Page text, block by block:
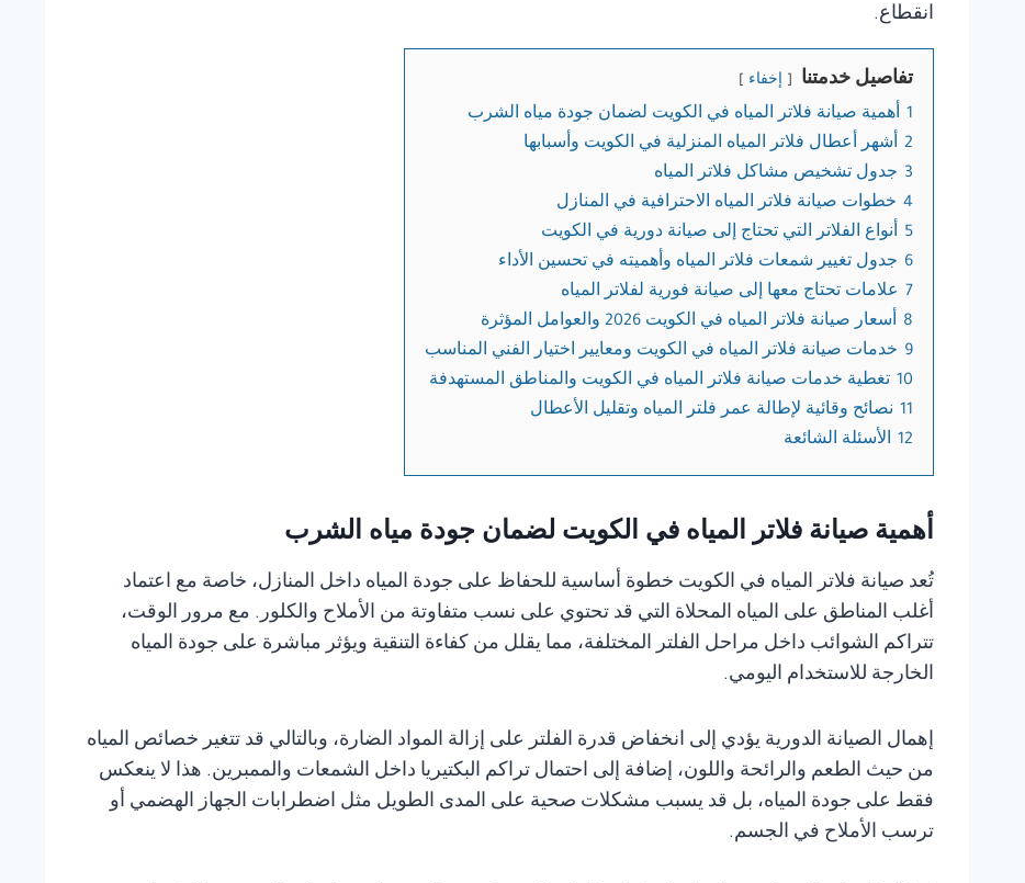
انقطاع.
تفاصيل خدمتنا إخفاء
1
أهمية صيانة فلاتر المياه في الكويت لضمان جودة مياه الشرب
2 أشهر أعطال فلاتر المياه المنزلية في الكويت وأسبابها
3 جدول تشخيص مشاكل فلاتر المياه
4 خطوات صيانة فلاتر المياه الاحترافية في المنازل
5 أنواع الفلاتر التي تحتاج إلى صيانة دورية في الكويت
6 جدول تغيير شمعات فلاتر المياه وأهميته في تحسين الأداء
7 علامات تحتاج معها إلى صيانة فورية لفلاتر المياه
8 أسعار صيانة فلاتر المياه في الكويت 2026 والعوامل المؤثرة
9 خدمات صيانة فلاتر المياه في الكويت ومعايير اختيار الفني المناسب
10 تغطية خدمات صيانة فلاتر المياه في الكويت والمناطق المستهدفة
11
نصائح وقائية لإطالة عمر فلتر المياه وتقليل الأعطال
12
الأسئلة الشائعة
أهمية صيانة فلاتر المياه في الكويت لضمان جودة مياه الشرب
تُعد صيانة فلاتر المياه في الكويت خطوة أساسية للحفاظ على جودة المياه داخل المنازل، خاصة مع اعتماد
أغلب المناطق على المياه المحلاة التي قد تحتوي على نسب متفاوتة من الأملاح والكلور. مع مرور الوقت،
تتراكم الشوائب داخل مراحل الفلتر المختلفة، مما يقلل من كفاءة التنقية ويؤثر مباشرة على جودة المياه
الخارجة للاستخدام اليومي.
إهمال الصيانة الدورية يؤدي إلى انخفاض قدرة الفلتر على إزالة المواد الضارة، وبالتالي قد تتغير خصائص المياه
من حيث الطعم والرائحة واللون، إضافة إلى احتمال تراكم البكتيريا داخل الشمعات والممبرين. هذا لا ينعكس
فقط على جودة المياه، بل قد يسبب مشكلات صحية على المدى الطويل مثل اضطرابات الجهاز الهضمي أو
ترسب الأملاح في الجسم.